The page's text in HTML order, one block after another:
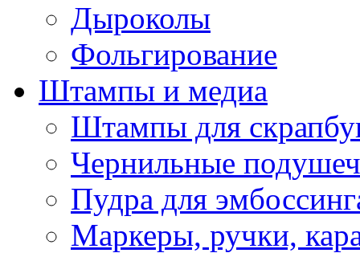
Дыроколы
Фольгирование
Штампы и медиа
Штампы для
Чернильные
Пудра для
Маркеры, ручки,